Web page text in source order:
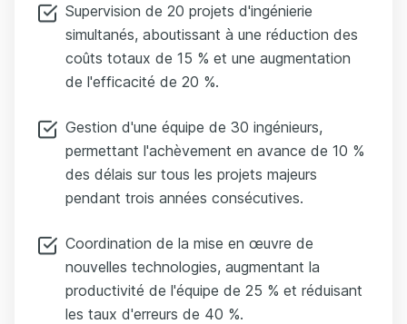
Supervision de 20 projets d'ingénierie
simultanés, aboutissant à une réduction des
coûts totaux de 15 % et une augmentation
de l'efficacité de 20 %.
Gestion d'une équipe de 30 ingénieurs,
permettant l'achèvement en avance de 10 %
des délais sur tous les projets majeurs
pendant trois années consécutives.
Coordination de la mise en œuvre de
nouvelles technologies, augmentant la
productivité de l'équipe de 25 % et réduisant
les taux d'erreurs de 40 %.